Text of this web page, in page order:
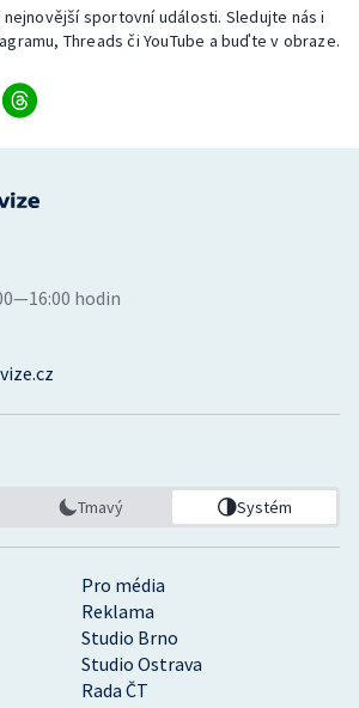
sportovní události. Sledujte nás i
Threads či YouTube a buďte v obraze.
Pro média
Reklama
Studio Brno
Studio Ostrava
Rada ČT
hodin
Tmavý Systém